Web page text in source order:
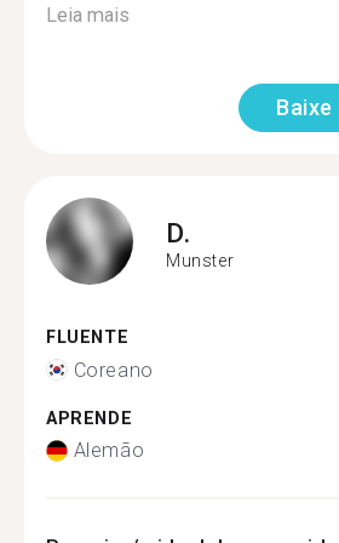
Leia mais
D.
Munster
FLUENTE
Coreano
APRENDE
Alemão